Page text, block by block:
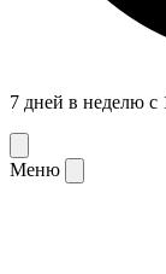
7 дней в неделю с
Меню